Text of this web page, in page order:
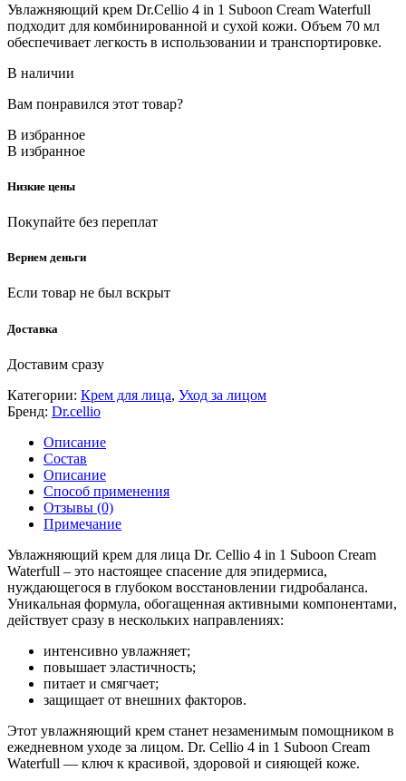
Увлажняющий крем Dr.Cellio 4 in 1 Suboon Cream Waterfull
подходит для комбинированной и сухой кожи. Объем 70 мл
обеспечивает легкость в использовании и транспортировке.
В наличии
Вам понравился этот товар?
В избранное
В избранное
Низкие цены
Покупайте без переплат
Вернем деньги
Если товар не был вскрыт
Доставка
Доставим сразу
Категории: Крем для лица, Уход за лицом
Бренд: Dr.cellio
Описание
Состав
Описание
Способ применения
Отзывы (0)
Примечание
Увлажняющий крем для лица Dr. Cellio 4 in 1 Suboon Cream
Waterfull – это настоящее спасение для эпидермиса,
нуждающегося в глубоком восстановлении гидробаланса.
Уникальная формула, обогащенная активными компонентами,
действует сразу в нескольких направлениях:
интенсивно увлажняет;
повышает эластичность;
питает и смягчает;
защищает от внешних факторов.
Этот увлажняющий крем станет незаменимым помощником в
ежедневном уходе за лицом. Dr. Cellio 4 in 1 Suboon Cream
Waterfull — ключ к красивой, здоровой и сияющей коже.